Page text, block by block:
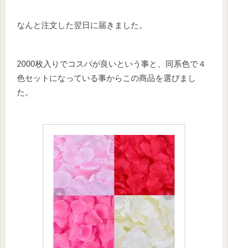
なんと注文した翌日に届きました。
2000枚入りでコスパが良いという事と、同系色で４
色セットになっている事からこの商品を選びまし
た。